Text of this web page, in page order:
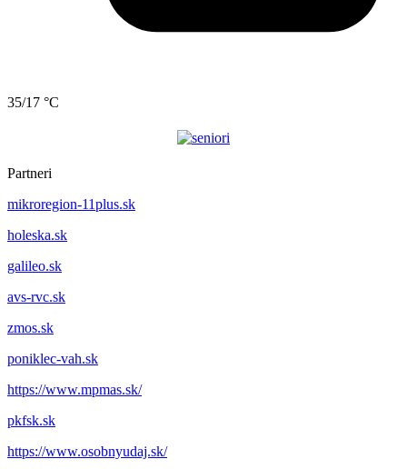
35/17 °C
Partneri
mikroregion-11plus.sk
holeska.sk
galileo.sk
avs-rvc.sk
zmos.sk
poniklec-vah.sk
https://www.mpmas.sk/
pkfsk.sk
https://www.osobnyudaj.sk/